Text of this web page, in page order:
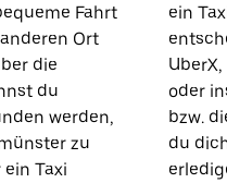
Fahrt
Ort
die
du
werden,
zu
Taxi
ein
oder
bzw.
du